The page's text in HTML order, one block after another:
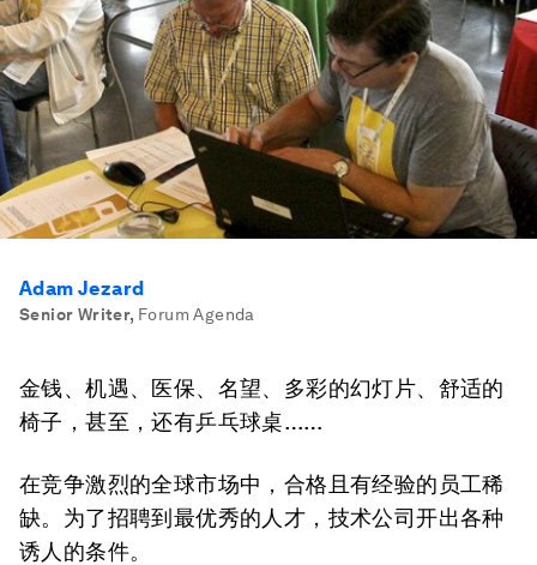
Adam Jezard
Senior Writer, Forum Agenda
金钱、机遇、医保、名望、多彩的幻灯片、舒适的
椅子，甚至，还有乒乓球桌……
在竞争激烈的全球市场中，合格且有经验的员工稀
缺。为了招聘到最优秀的人才，技术公司开出各种
诱人的条件。